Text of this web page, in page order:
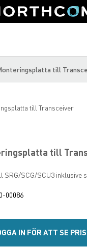
Sweden
till
till
SRG/SCG/SCU3 inklusive
00086
IN FÖR ATT SE PRIS